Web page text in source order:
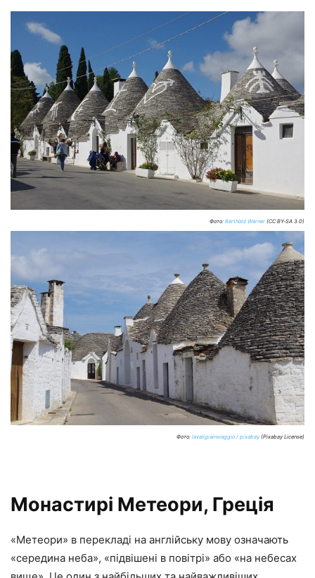
Фото: Berthold Werner (CC BY-SA 3.0)
Фото: lavaligiainviaggio / pixabay (Pixabay License)
Монастирі Метеори, Греція
«Метеори» в перекладі на англійську мову означають
«середина неба», «підвішені в повітрі» або «на небесах